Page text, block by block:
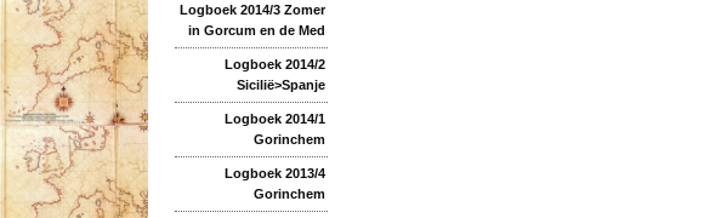
Logboek 2014/3 Zomer
in Gorcum en de Med
Logboek 2014/2
Sicilië>Spanje
Logboek 2014/1
Gorinchem
Logboek 2013/4
Gorinchem